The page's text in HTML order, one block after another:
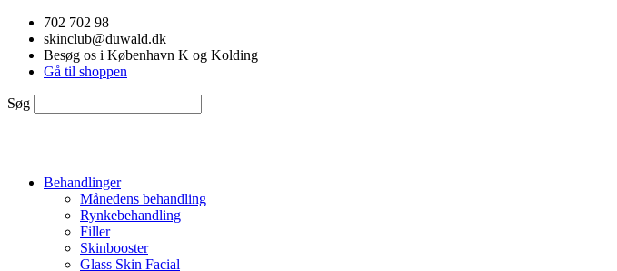
Videre
indhold
702 702 98
skinclub@duwald.dk
Besøg os i København K og Kolding
Gå til shoppen
Søg
Behandlinger
Månedens behandling
Rynkebehandling
Filler
Skinbooster
Glass Skin Facial